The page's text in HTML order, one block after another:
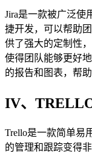
Jira是一款被广泛使
捷开发，可以帮助
供了强大的定制性
使得团队能够更好
的报告和图表，帮
IV、
Trello是一款简单易
的管理和跟踪变得